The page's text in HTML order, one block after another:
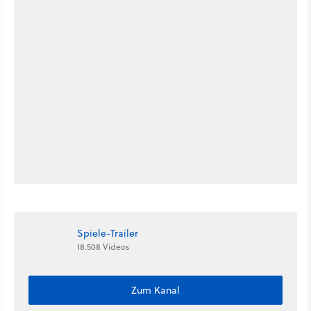
Spiele-Trailer
18.508 Videos
Zum Kanal